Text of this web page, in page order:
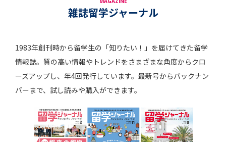
雑誌留学ジャーナル
1983年創刊時から留学生の「知りたい！」を届けてきた留学
情報誌。質の高い情報やトレンドをさまざまな角度からクロ
ーズアップし、年4回発行しています。最新号からバックナン
バーまで、試し読みや購入ができます。